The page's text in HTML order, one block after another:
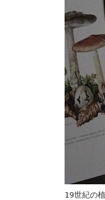
19世紀の